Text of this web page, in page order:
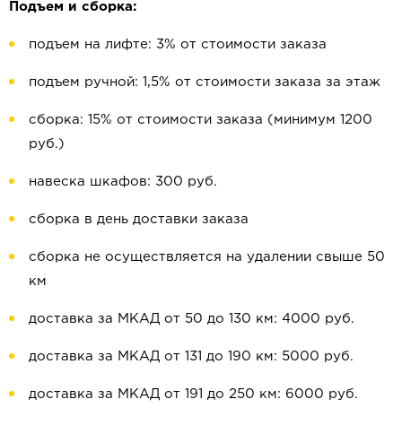
Подъем и сборка:
подъем на лифте: 3% от стоимости заказа
подъем ручной: 1,5% от стоимости заказа за этаж
сборка: 15% от стоимости заказа (минимум 1200
руб.)
навеска шкафов: 300 руб.
сборка в день доставки заказа
сборка не осуществляется на удалении свыше 50
км
доставка за МКАД от 50 до 130 км: 4000 руб.
доставка за МКАД от 131 до 190 км: 5000 руб.
доставка за МКАД от 191 до 250 км: 6000 руб.